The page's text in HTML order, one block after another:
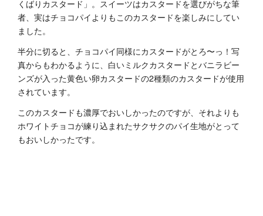
くばりカスタード」。スイーツはカスタードを選びがちな筆
者、実はチョコパイよりもこのカスタードを楽しみにしてい
ました。
半分に切ると、チョコパイ同様にカスタードがとろ〜っ！写
真からもわかるように、白いミルクカスタードとバニラビー
ンズが入った黄色い卵カスタードの2種類のカスタードが使用
されています。
このカスタードも濃厚でおいしかったのですが、それよりも
ホワイトチョコが練り込まれたサクサクのパイ生地がとって
もおいしかったです。